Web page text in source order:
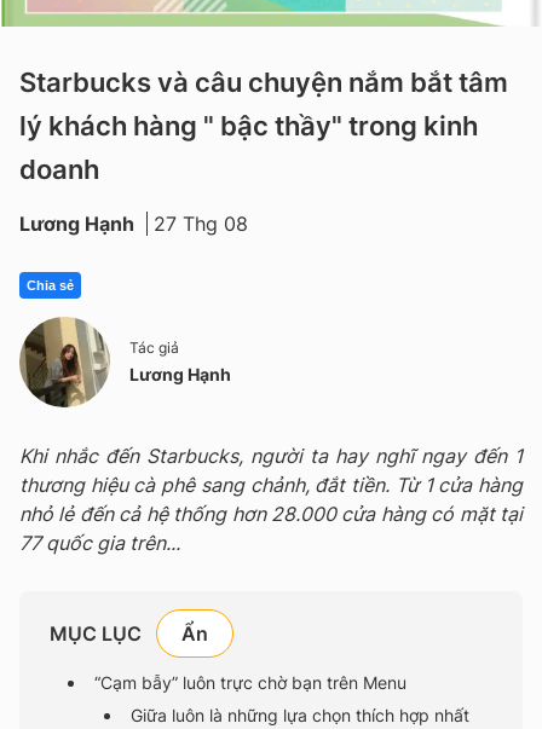
Starbucks và câu chuyện nắm bắt tâm
lý khách hàng " bậc thầy" trong kinh
doanh
Lương Hạnh 27 Thg 08
Chia sẻ
Tác giả
Lương Hạnh
Khi nhắc đến Starbucks, người ta hay nghĩ ngay đến 1
thương hiệu cà phê sang chảnh, đắt tiền. Từ 1 cửa hàng
nhỏ lẻ đến cả hệ thống hơn 28.000 cửa hàng có mặt tại
77 quốc gia trên...
MỤC LỤC
“Cạm bẫy” luôn trực chờ bạn trên Menu
Giữa luôn là những lựa chọn thích hợp nhất